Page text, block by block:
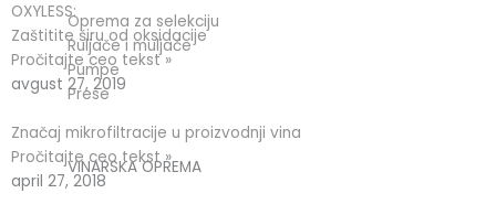
Oprema za selekciju
Ruljače i muljače
Pumpe
Prese
VINARSKA OPREMA
OXYLESS:
Zaštitite širu od oksidacije
Pročitajte ceo tekst »
avgust 27, 2019
Značaj mikrofiltracije u proizvodnji vina
Pročitajte ceo tekst »
april 27, 2018